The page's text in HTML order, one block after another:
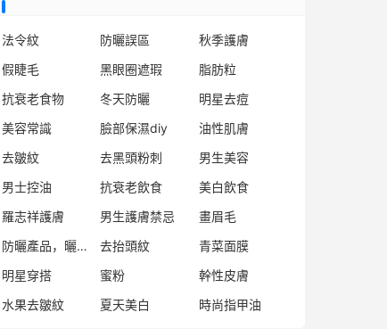
法令紋 防曬誤區
秋季護膚
假睫毛
黑眼圈遮瑕
脂肪粒
抗衰老食物
冬天防曬
明星去痘
美容常識
臉部保濕diy
油性肌膚
去皺紋
去黑頭粉刺
男生美容
男士控油
抗衰老飲食
美白飲食
羅志祥護膚
男生護膚禁忌
畫眉毛
防曬產品，曬後修復
去抬頭紋
青菜面膜
明星穿搭
蜜粉
幹性皮膚
水果去皺紋
夏天美白 時尚指甲油